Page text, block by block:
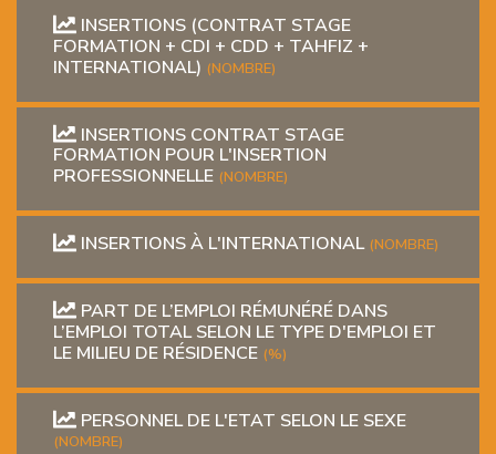
INSERTIONS (CONTRAT STAGE
FORMATION + CDI + CDD + TAHFIZ +
INTERNATIONAL) (NOMBRE)
INSERTIONS CONTRAT STAGE
FORMATION POUR L'INSERTION
PROFESSIONNELLE (NOMBRE)
INSERTIONS À L'INTERNATIONAL (NOMBRE)
PART DE L’EMPLOI RÉMUNÉRÉ DANS
L’EMPLOI TOTAL SELON LE TYPE D'EMPLOI ET
LE MILIEU DE RÉSIDENCE (%)
PERSONNEL DE L'ETAT SELON LE SEXE
(NOMBRE)